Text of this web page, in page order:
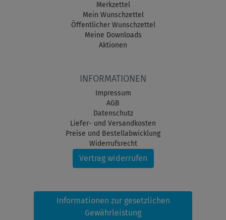
Merkzettel
Mein Wunschzettel
Öffentlicher Wunschzettel
Meine Downloads
Aktionen
INFORMATIONEN
Impressum
AGB
Datenschutz
Liefer- und Versandkosten
Preise und Bestellabwicklung
Widerrufsrecht
Vertrag widerrufen
Informationen zur gesetzlichen
Gewährleistung